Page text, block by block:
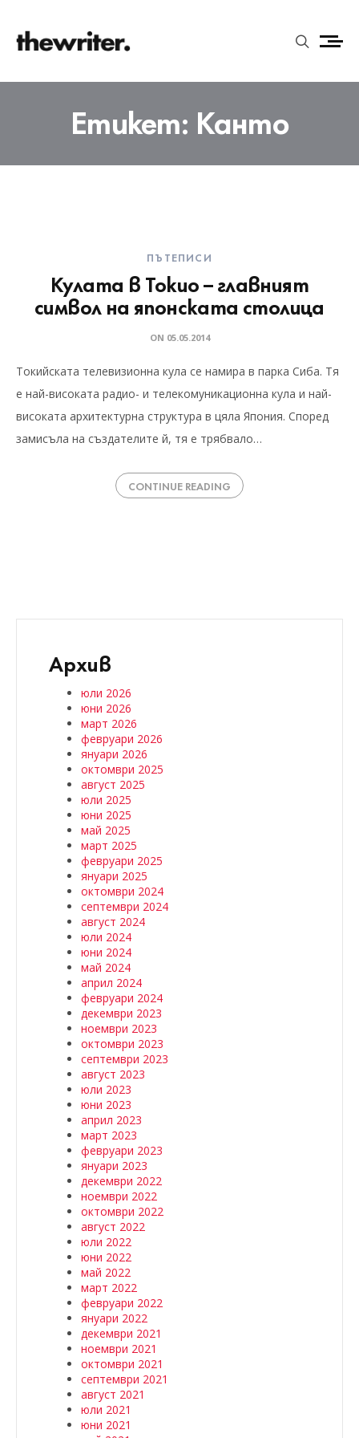
Етикет: Канто
ПЪТЕПИСИ
Кулата в Токио – главният
символ на японската столица
ON 05.05.2014
Токийската телевизионна кула се намира в парка Сиба. Тя
е най-високата радио- и телекомуникационна кула и най-
високата архитектурна структура в цяла Япония. Според
замисъла на създателите й, тя е трябвало…
CONTINUE READING
Архив
юли 2026
юни 2026
март 2026
февруари 2026
януари 2026
октомври 2025
август 2025
юли 2025
юни 2025
май 2025
март 2025
февруари 2025
януари 2025
октомври 2024
септември 2024
август 2024
юли 2024
юни 2024
май 2024
април 2024
февруари 2024
декември 2023
ноември 2023
октомври 2023
септември 2023
август 2023
юли 2023
юни 2023
април 2023
март 2023
февруари 2023
януари 2023
декември 2022
ноември 2022
октомври 2022
август 2022
юли 2022
юни 2022
май 2022
март 2022
февруари 2022
януари 2022
декември 2021
ноември 2021
октомври 2021
септември 2021
август 2021
юли 2021
юни 2021